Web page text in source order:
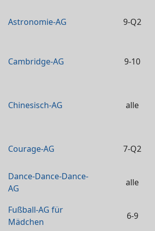
Astronomie-AG 9-Q2
Cambridge-AG 9-10
Chinesisch-AG alle
Courage-AG 7-Q2
Dance-Dance-Dance-
AG
alle
Fußball-AG für
Mädchen
6-9